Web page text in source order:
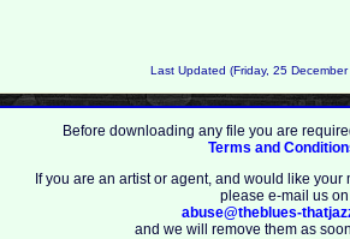
Last Updated (Friday, 25
Before downloading any file you are
Terms and
If you are an artist or agent, and would like
please e-mail us on
abuse@theblues-
and we will remove them as